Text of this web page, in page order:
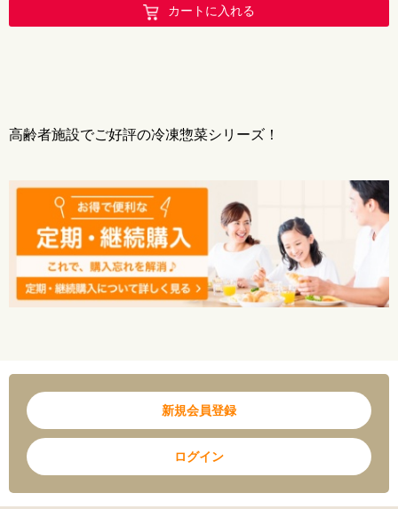
脂質 7.1ｇ
株式会社ノースイ
ます。）
※出荷場所が異なる商品をご購入する場合はカートが分割されます。別途送料が加算
されますのでご注意ください。
カートに入れる
高齢者施設でご好評の冷凍惣菜シリーズ！
新規会員登録
ログイン